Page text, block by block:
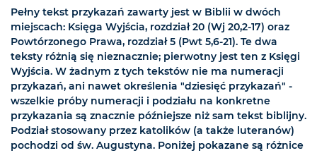
Pełny tekst przykazań zawarty jest w Biblii w dwóch
miejscach: Księga Wyjścia, rozdział 20 (Wj 20,2-17) oraz
Powtórzonego Prawa, rozdział 5 (Pwt 5,6-21). Te dwa
teksty różnią się nieznacznie; pierwotny jest ten z Księgi
Wyjścia. W żadnym z tych tekstów nie ma numeracji
przykazań, ani nawet określenia "dziesięć przykazań" -
wszelkie próby numeracji i podziału na konkretne
przykazania są znacznie późniejsze niż sam tekst biblijny.
Podział stosowany przez katolików (a także luteranów)
pochodzi od św. Augustyna. Poniżej pokazane są różnice